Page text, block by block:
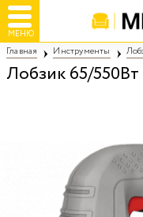
МЕНЮ
Главная Инструменты
Лобзик 65/550Вт